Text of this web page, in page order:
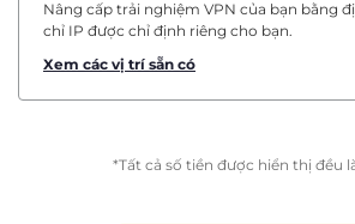
Nâng cấp trải nghiệm VPN của bạn bằng
chỉ IP được chỉ định riêng cho bạn.
Xem các vị trí sẵn có
*Tất cả số tiền được hiển thị đều